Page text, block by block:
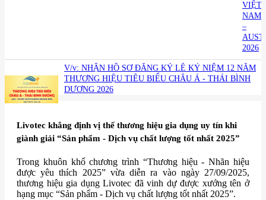
VIỆT
NAM
–
2026
V/v: NHẬN HỒ SƠ ĐĂNG KÝ LỄ KỶ NIỆM 12 NĂM
THƯƠNG HIỆU TIÊU BIỂU CHÂU Á - THÁI BÌNH
DƯƠNG 2026
​Livotec khẳng định vị thế thương hiệu gia dụng uy tín khi
giành giải “Sản phẩm - Dịch vụ chất lượng tốt nhất 2025”
Trong khuôn khổ chương trình “Thương hiệu - Nhãn hiệu
được yêu thích 2025” vừa diễn ra vào ngày 27/09/2025,
thương hiệu gia dụng Livotec đã vinh dự được xướng tên ở
hạng mục “Sản phẩm - Dịch vụ chất lượng tốt nhất 2025”.